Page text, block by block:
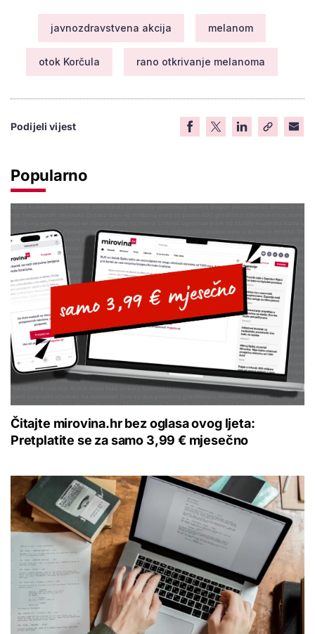
javnozdravstvena akcija melanom
otok Korčula rano otkrivanje melanoma
Podijeli vijest
Popularno
Čitajte mirovina.hr bez oglasa ovog ljeta:
Pretplatite se za samo 3,99 € mjesečno